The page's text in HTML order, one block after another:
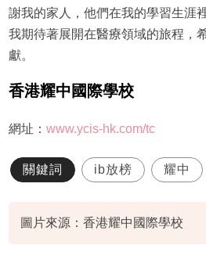
謝我的家人，他們在我的學習生涯
我期待著展開在醫療領域的旅程，
獻。
香港耀中國際學校
網址： www.ycis-hk.com/tc
關鍵詞 ib放榜 耀中
圖片來源：香港耀中國際學校